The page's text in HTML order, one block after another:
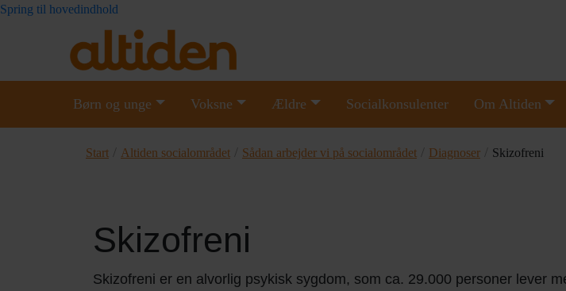
Spring til hovedindhold
Børn og unge Voksne Ældre Socialkonsulenter Om Altiden
Start Altiden socialområdet Sådan arbejder vi på socialområdet Diagnoser Skizofreni
Skizofreni
Skizofreni er en alvorlig psykisk sygdom, som ca. 29.000 personer lever